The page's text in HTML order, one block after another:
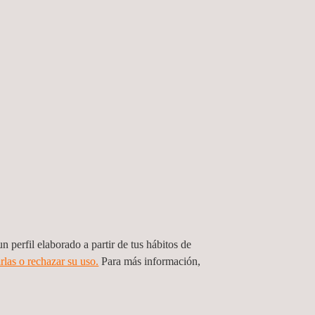
perfil elaborado a partir de tus hábitos de
o rechazar su uso. Para más información,